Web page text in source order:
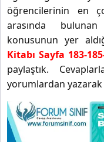
öğrencilerinin en
arasında
konusunun yer
Kitabı Sayfa 183-
paylaştık.
yorumlardan